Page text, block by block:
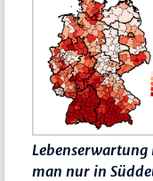
man nur in